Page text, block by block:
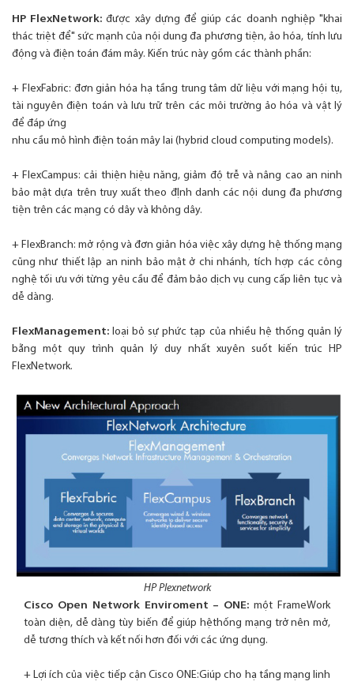
HP FlexNetwork:được xây dựng để giúp các doanh nghiệp "khai
thác triệt để" sức mạnh của nội dung đa phương tiện, ảo hóa, tính lưu
động và điện toán đám mây. Kiến trúc này gồm các thành phần:
+ FlexFabric: đơn giản hóa hạ tầng trung tâm dữ liệu với mạng hội tụ,
tài nguyên điện toán và lưu trữ trên các môi trường ảo hóa và vật lý
để đáp ứng
nhu cầu mô hình điện toán mây lai (hybrid cloud computing models).
+ FlexCampus: cải thiện hiệu năng, giảm độ trễ và nâng cao an ninh
bảo mật dựa trên truy xuất theo đỊnh danh các nội dung đa phương
tiện trên các mạng có dây và không dây.
+ FlexBranch: mở rộng và đơn giản hóa việc xây dựng hệ thống mạng
cũng như thiết lập an ninh bảo mật ở chi nhánh, tích hợp các công
nghệ tối ưu với từng yêu cầu để đảm bảo dịch vụ cung cấp liên tục và
dễ dàng.
FlexManagement:loại bỏ sự phức tạp của nhiều hệ thống quản lý
bằng một quy trình quản lý duy nhất xuyên suốt kiến trúc HP
FlexNetwork.
HP Plexnetwork
Cisco Open Network Enviroment – ONE:một FrameWork
toàn diện, dễ dàng tùy biến để giúp hệthống mạng trở nên mở,
dễ tương thích và kết nối hơn đối với các ứng dụng.
+ Lợi ích của việc tiếp cận Cisco ONE:Giúp cho hạ tầng mạng linh